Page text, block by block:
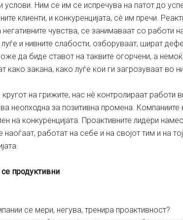
услови. Ним сe им се испречува на патот до
клиенти, и конкуренцијата, сè им пречи.
негативните чувства, се занимаваат со работи
и нивните слабости, озборуваат, шират
да биде ставот на таквите огорчени, а
како закана, како луѓе кои ги загрозуваат во
на грижите, нас нè контролираат работи
неопходна за позитивна промена. Компаниите
на конкуренцијата. Проактивните лидери
наоѓаат, работат на себе и на својот тим и на
продуктивни
се мери, негува, тренира проактивност?